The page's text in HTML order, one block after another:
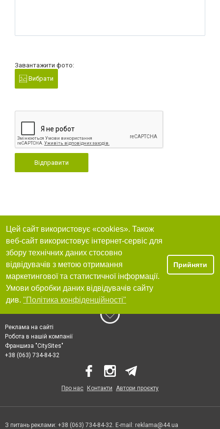
Завантажити фото:
Вибрати
Відправити
Цей сайт використовує «cookies». Також
веб-сайт використовує інтернет-сервіс для
збору технічних даних стосовно
відвідувачів з метою отримання
маркетингової та статистичної інформації.
Умови обробки даних відвідувачів сайту
див. "Політика конфіденційності"
Прийняти
Реклама на сайті
Робота в нашій компанії
Франшиза "CitySites"
+38 (063) 734-84-32
Про нас Контакти Автори проєкту
З питань реклами: +38 (063) 734-84-32. E-mail: reklama@44.ua